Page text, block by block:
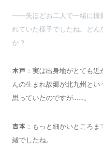
――先ほどお二人で一緒に撮
れていた様子でしたね。ど
か？
木戸 ：実は出身地がとても
んの生まれ故郷が北九州と
思っていたのですが……。
吉本 ：もっと細かいところ
緒でしたね。